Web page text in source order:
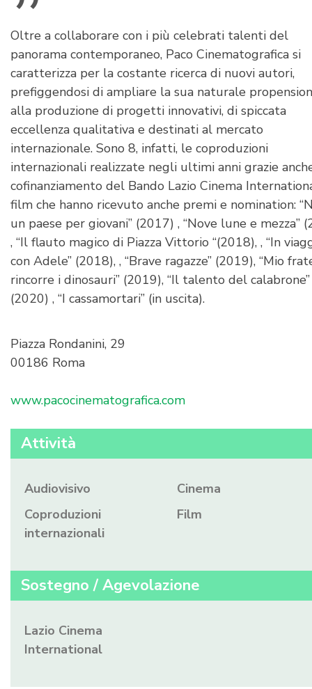
Oltre a collaborare con i più celebrati talenti del
panorama contemporaneo, Paco Cinematografica si
caratterizza per la costante ricerca di nuovi autori,
prefiggendosi di ampliare la sua naturale
alla produzione di progetti innovativi, di spiccata
eccellenza qualitativa e destinati al mercato
internazionale. Sono 8, infatti, le coproduzioni
internazionali realizzate negli ultimi anni grazie
cofinanziamento del Bando Lazio Cinema
film che hanno ricevuto anche premi e nomination:
un paese per giovani” (2017) , “Nove lune e mezza”
, “Il flauto magico di Piazza Vittorio “(2018), , “In
con Adele” (2018), , “Brave ragazze” (2019), “Mio
rincorre i dinosauri” (2019), “Il talento del calabrone”
(2020) , “I cassamortari” (in uscita).
Piazza Rondanini, 29
00186 Roma
www.pacocinematografica.com
Attività
Audiovisivo
Cinema
Coproduzioni
internazionali
Film
Sostegno / Agevolazione
Lazio Cinema
International